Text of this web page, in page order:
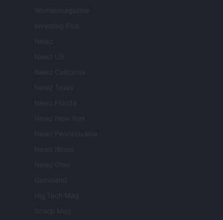
Womanmagazine
Investing Plus
Newz
Newz US
Newz California
Newz Texas
Newz Florida
Newz New York
Newz Pennsylvania
Newz Illinois
Newz Ohio
Gameland
Hig Tech Mag
Scoop Mag